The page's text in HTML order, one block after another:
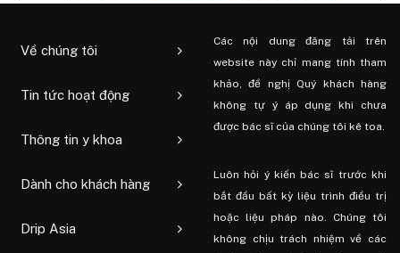
Về chúng tôi
Tin tức hoạt động
Thông tin y khoa
Dành cho khách hàng
Drip Asia
Các nội dung đăng tải trên
website này chỉ mang tính tham
khảo, đề nghị Quý khách hàng
không tự ý áp dụng khi chưa
được bác sĩ của chúng tôi kê toa.
Luôn hỏi ý kiến ​​bác sĩ trước khi
bắt đầu bất kỳ liệu trình điều trị
hoặc liệu pháp nào. Chúng tôi
không chịu trách nhiệm về các